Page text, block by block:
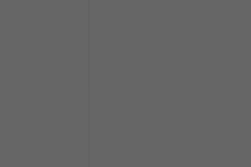
全回路や
求の設